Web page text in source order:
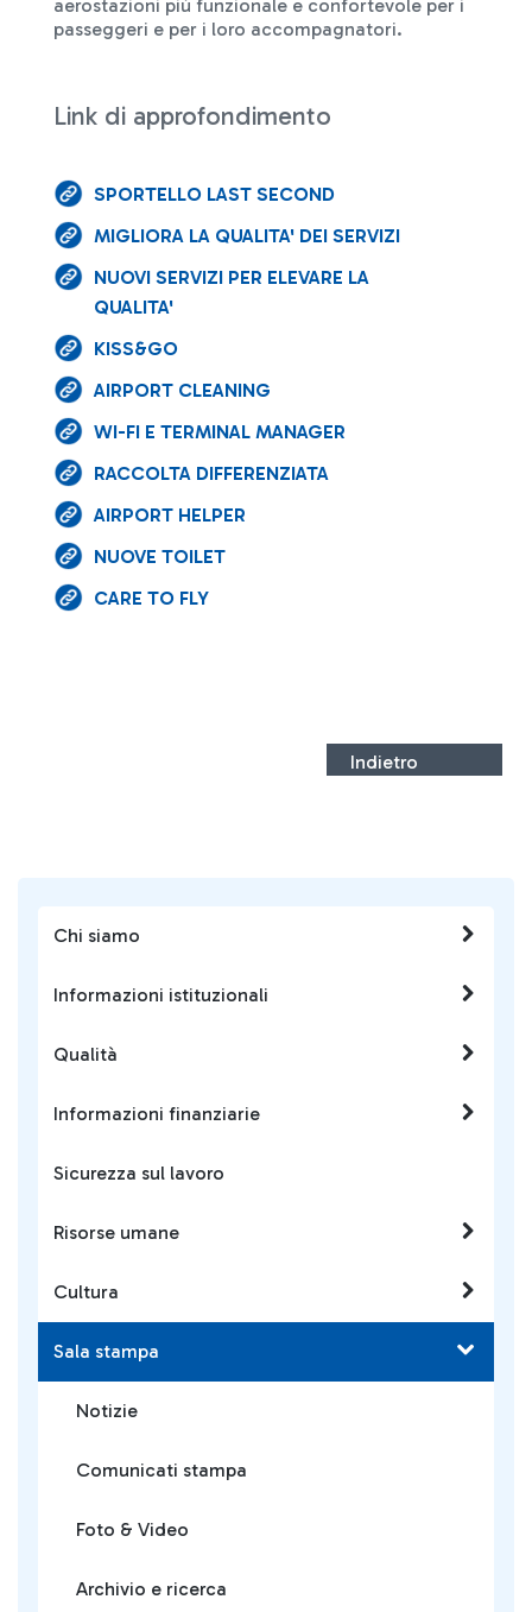
Chi siamo
Informazioni istituzionali
Qualità
Informazioni finanziarie
Sicurezza sul lavoro
Risorse umane
Cultura
Sala stampa
Notizie
Comunicati stampa
Foto & Video
Archivio e ricerca
aerostazioni più funzionale e confortevole per i
passeggeri e per i loro accompagnatori.
Link di approfondimento
SPORTELLO LAST SECOND
MIGLIORA LA QUALITA' DEI SERVIZI
NUOVI SERVIZI PER ELEVARE LA
QUALITA'
KISS&GO
AIRPORT CLEANING
WI-FI E TERMINAL MANAGER
RACCOLTA DIFFERENZIATA
AIRPORT HELPER
NUOVE TOILET
CARE TO FLY
Indietro